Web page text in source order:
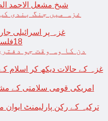
شیخ مشعل الاحمد
غزہ میں جنگ بندی
18فلسطینی شہید ، درجنوں زخمی
دن کا وہ وقت جو
امریکی قومی سلامتی کے
ترکیہ کے رکن پارلیمنٹ